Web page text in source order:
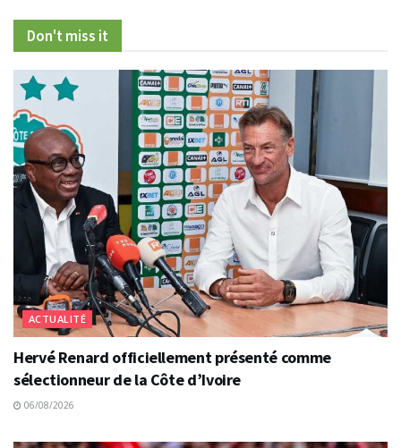
Don't miss it
ACTUALITÉ
Hervé Renard officiellement présenté comme
sélectionneur de la Côte d’Ivoire
06/08/2026